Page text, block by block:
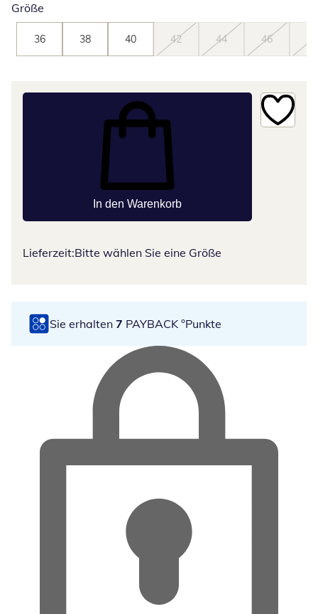
Größe
36 38 40 42 44 46
In den Warenkorb
Lieferzeit:Bitte wählen Sie eine Größe
Sie erhalten 7 PAYBACK °Punkte